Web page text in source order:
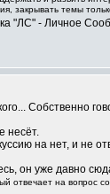
темы
"ЛС" - Личное
несёт.
на нет, и не
он уже давно
на вопрос